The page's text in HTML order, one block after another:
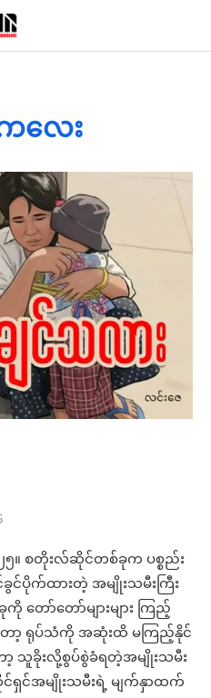
လေး
၅။ စတိုးလ်ဆိုင်တစ်ခုက ပစ္စည်း
ပိုက်ထားတဲ့ အမျိုးသမီးကြီး
ော်တော်များများ ကြည့်
ကတော့ ရုပ်သံကို အဆုံးထိ မကြည့်နိုင်
သူခိုးလို့စွပ်စွဲခံရတဲ့အမျိုးသမီး
ရှင်အမျိုးသမီးရဲ့ မျက်နှာထက်